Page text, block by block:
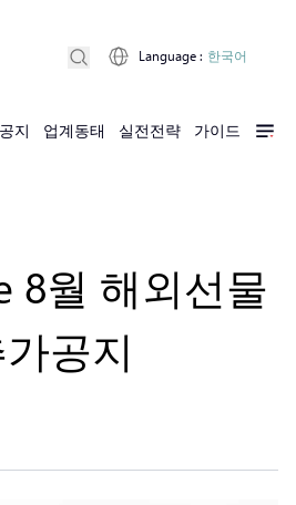
지 업계동태 실전전략 가이드
Language : 한국어
8월 해외선물
공지